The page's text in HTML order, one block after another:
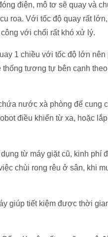
điện, mô tơ sẽ quay và
roa. Với tốc độ quay rất
với chổi rất khó xử lý.
1 chiều với tốc độ lớn
tương tự bên cạnh
nước xà phòng để cung
điều khiển từ xa, hoặc
từ máy giặt cũ, kinh phí
chùi rong rêu ở sân, khi
giúp tiết kiệm được thời